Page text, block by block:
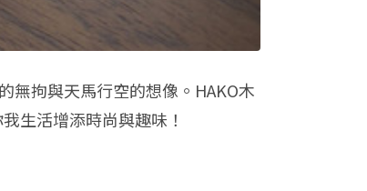
無拘與天馬行空的想像。HAKO木
生活增添時尚與趣味！